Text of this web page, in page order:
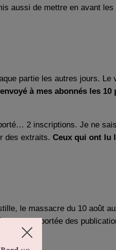
aussi de mettre en avant
partie les autres jours. Le
envoyé à mes abonnés les
2 inscriptions. Je ne
des extraits. Ceux qui ont lu
le massacre du 10 août
par la portée des